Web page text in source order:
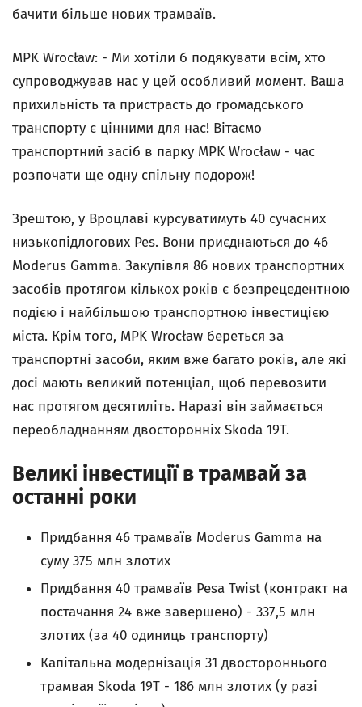
бачити більше нових трамваїв.
MPK Wrocław: - Ми хотіли б подякувати всім, хто
супроводжував нас у цей особливий момент. Ваша
прихильність та пристрасть до громадського
транспорту є цінними для нас! Вітаємо
транспортний засіб в парку MPK Wrocław - час
розпочати ще одну спільну подорож!
Зрештою, у Вроцлаві курсуватимуть 40 сучасних
низькопідлогових Pes. Вони приєднаються до 46
Moderus Gamma. Закупівля 86 нових транспортних
засобів протягом кількох років є безпрецедентною
подією і найбільшою транспортною інвестицією
міста. Крім того, MPK Wrocław береться за
транспортні засоби, яким вже багато років, але які
досі мають великий потенціал, щоб перевозити
нас протягом десятиліть. Наразі він займається
переобладнанням двосторонніх Skoda 19T.
Великі інвестиції в трамвай за
останні роки
Придбання 46 трамваїв Moderus Gamma на
суму 375 млн злотих
Придбання 40 трамваїв Pesa Twist (контракт на
постачання 24 вже завершено) - 337,5 млн
злотих (за 40 одиниць транспорту)
Капітальна модернізація 31 двостороннього
трамвая Skoda 19T - 186 млн злотих (у разі